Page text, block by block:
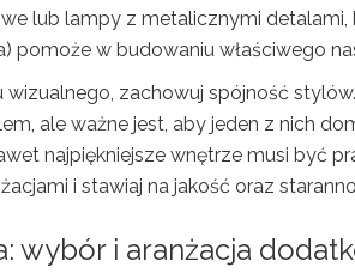
lub lampy z metalicznymi
pomoże w budowaniu właściwego
wizualnego, zachowuj spójność stylów.
ale ważne jest, aby jeden z nich
najpiękniejsze wnętrze musi być
i stawiaj na jakość oraz
wybór i aranżacja